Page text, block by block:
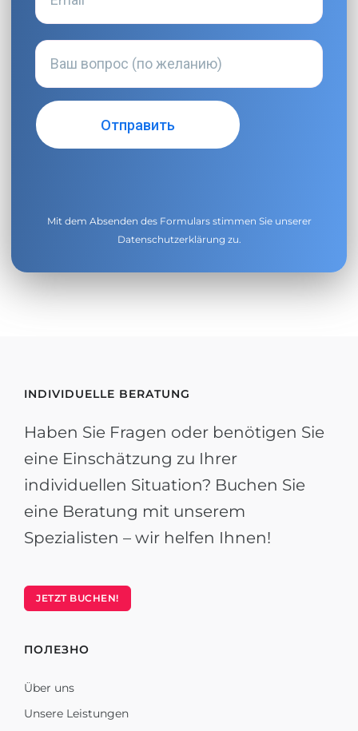
Mit dem Absenden des Formulars stimmen Sie unserer
Datenschutzerklärung zu.
INDIVIDUELLE BERATUNG
Haben Sie Fragen oder benötigen Sie
eine Einschätzung zu Ihrer
individuellen Situation? Buchen Sie
eine Beratung mit unserem
Spezialisten – wir helfen Ihnen!
JETZT BUCHEN!
ПОЛЕЗНО
Über uns
Unsere Leistungen